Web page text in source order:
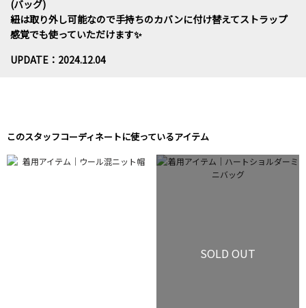
(バッグ)
紐は取り外し可能なので手持ちのカバンに付け替えてストラップ
感覚でも使っていただけます✨
UPDATE：2024.12.04
このスタッフコーディネートに使っているアイテム
SOLD OUT